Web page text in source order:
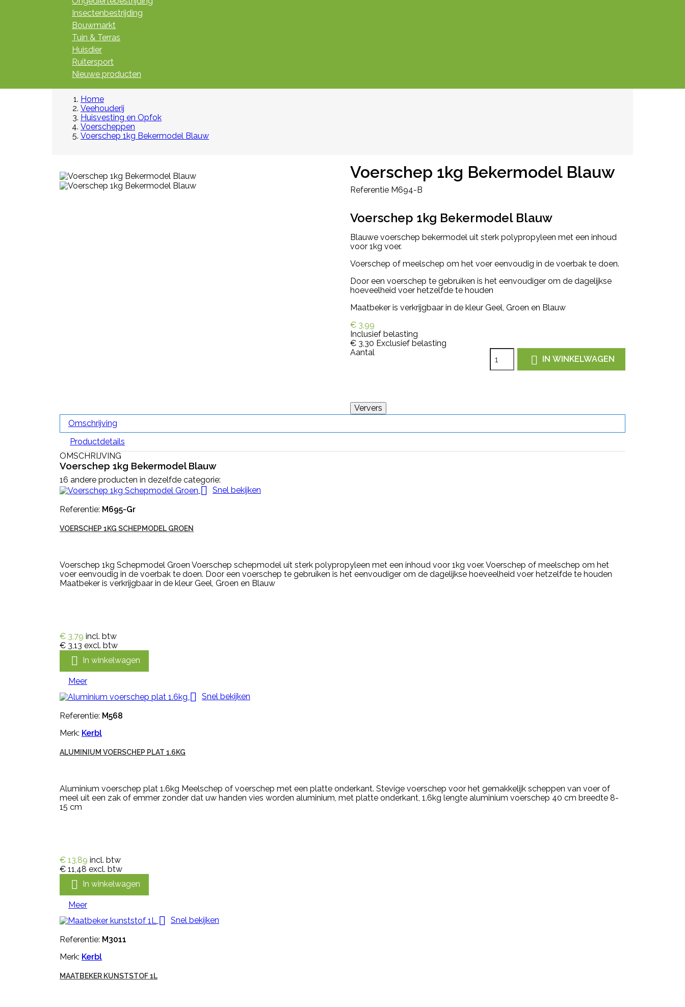
Insectenbestrijding
Bouwmarkt
Tuin & Terras
Huisdier
Ruitersport
Nieuwe producten
Home
Veehouderij
Huisvesting en Opfok
Voerscheppen
Voerschep 1kg Bekermodel Blauw
Voerschep 1kg Bekermodel Blauw
Referentie M694-B
Voerschep 1kg Bekermodel Blauw
Blauwe voerschep bekermodel uit sterk polypropyleen met een inhoud
voor 1kg voer.
Voerschep of meelschep om het voer eenvoudig in de voerbak te doen.
Door een voerschep te gebruiken is het eenvoudiger om de dagelijkse
hoeveelheid voer hetzelfde te houden
Maatbeker is verkrijgbaar in de kleur Geel, Groen en Blauw
€ 3,99
Inclusief belasting
€ 3,30 Exclusief belasting
Aantal
 IN WINKELWAGEN
Omschrijving
Productdetails
OMSCHRIJVING
Voerschep 1kg Bekermodel Blauw
16 andere producten in dezelfde categorie:
 Snel bekijken
Referentie: M695-Gr
VOERSCHEP 1KG SCHEPMODEL GROEN
Voerschep 1kg Schepmodel Groen Voerschep schepmodel uit sterk polypropyleen met een inhoud voor 1kg voer. Voerschep of meelschep om het
voer eenvoudig in de voerbak te doen. Door een voerschep te gebruiken is het eenvoudiger om de dagelijkse hoeveelheid voer hetzelfde te houden
Maatbeker is verkrijgbaar in de kleur Geel, Groen en Blauw
€ 3,79 incl. btw
€ 3,13 excl. btw
 In winkelwagen
Meer
 Snel bekijken
Referentie: M568
Merk: Kerbl
ALUMINIUM VOERSCHEP PLAT 1.6KG
Aluminium voerschep plat 1.6kg Meelschep of voerschep met een platte onderkant. Stevige voerschep voor het gemakkelijk scheppen van voer of
meel uit een zak of emmer zonder dat uw handen vies worden aluminium, met platte onderkant, 1.6kg lengte aluminium voerschep 40 cm breedte 8-
15 cm
€ 13,89 incl. btw
€ 11,48 excl. btw
 In winkelwagen
Meer
 Snel bekijken
Referentie: M3011
Merk: Kerbl
MAATBEKER KUNSTSTOF 1L